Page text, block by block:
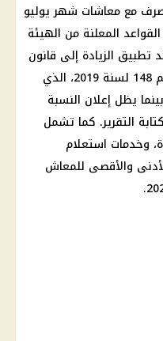
تدخل حيز الصرف مع معاشات شهر يوليو
1 يوليو 2026، وفق القواعد المعلنة من الهيئة
تطبيق الزيادة إلى قانون
التأمينات الاجتماعية والمعاشات رقم 148 لسنة 2019، الذي
سنوية لا تتجاوز 15%، بينما يظل إعلان النسبة
التقرير. كما تشمل
وخدمات استعلام
والأقصى للمعاش